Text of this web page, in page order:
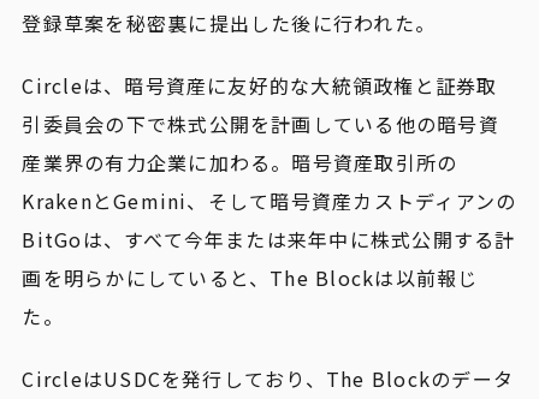
登録草案を秘密裏に提出した後に行われた。
Circleは、暗号資産に友好的な大統領政権と証券取
引委員会の下で株式公開を計画している他の暗号資
産業界の有力企業に加わる。暗号資産取引所の
KrakenとGemini、そして暗号資産カストディアンの
BitGoは、すべて今年または来年中に株式公開する計
画を明らかにしていると、The Blockは以前報じ
た。
CircleはUSDCを発行しており、The Blockのデータ